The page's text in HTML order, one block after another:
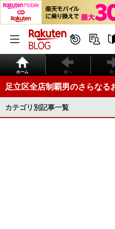
ホーム 前へ 次
足立区全店制覇男のさらなる
カテゴリ別記事一覧